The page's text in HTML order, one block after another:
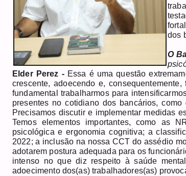
dos
O
Elder Perez -Essa é uma questão
crescente, adoecendo e,
fundamental trabalharmos para
presentes no cotidiano dos bancários,
Precisamos discutir e implementar medidas
Temos elementos importantes, como as
psicológica e ergonomia cognitiva; a
2022; a inclusão na nossa CCT do assédio
adotarem postura adequada para os
intenso no que diz respeito à saúde
adoecimento dos(as) trabalhadores(as)